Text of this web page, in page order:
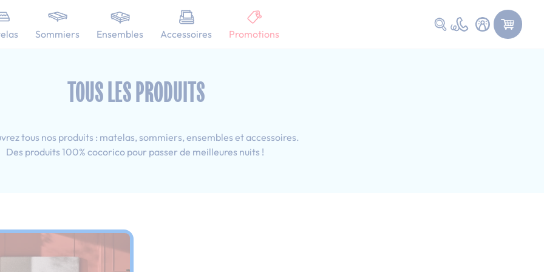
Sommiers Ensembles Accessoires Promotions
Faire une recherche
déco Tous les produits : 80x190 cm
TOUS LES PRODUITS
tous nos produits : matelas, sommiers, ensembles et accessoires.
Des produits 100% cocorico pour passer de meilleures nuits !